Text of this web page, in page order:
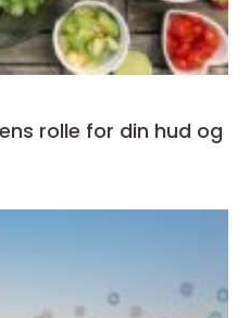
rolle for din hud og